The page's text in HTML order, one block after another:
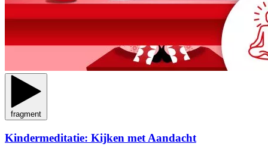
fragment
Kindermeditatie: Kijken met Aandacht